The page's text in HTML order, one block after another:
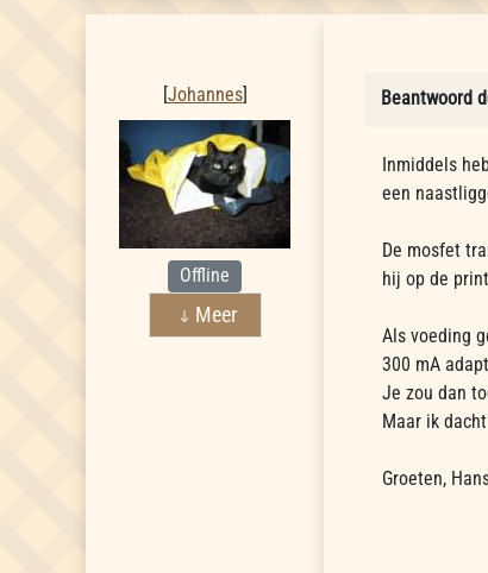
[Johannes]
Offline
Meer
Beantwoord
Inmiddels
een
De mosfet
hij op de
Als voeding
300 mA
Je zou dan
Maar ik
Groeten,